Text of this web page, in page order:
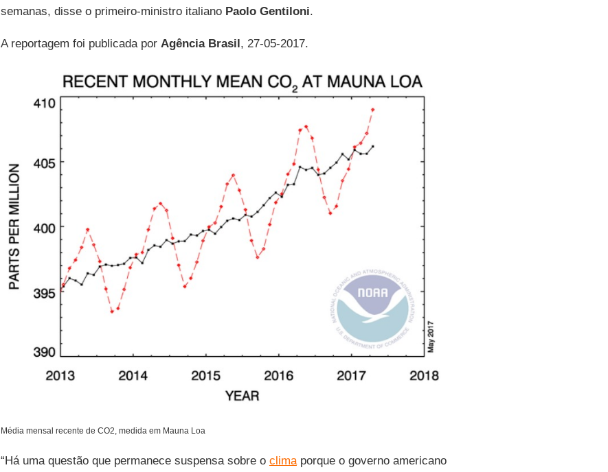
semanas, disse o primeiro-ministro italiano Paolo Gentiloni.
A reportagem foi publicada por Agência Brasil, 27-05-2017.
Média mensal recente de CO2, medida em Mauna Loa
“Há uma questão que permanece suspensa sobre o climaporque o governo americano